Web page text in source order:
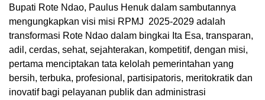
Bupati Rote Ndao, Paulus Henuk dalam sambutannya
mengungkapkan visi misi RPMJ 2025-2029 adalah
transformasi Rote Ndao dalam bingkai Ita Esa, transparan,
adil, cerdas, sehat, sejahterakan, kompetitif, dengan misi,
pertama menciptakan tata kelolah pemerintahan yang
bersih, terbuka, profesional, partisipatoris, meritokratik dan
inovatif bagi pelayanan publik dan administrasi